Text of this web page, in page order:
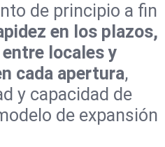
de principio a fin
en los plazos,
locales y
cada apertura,
y capacidad de
de expansión